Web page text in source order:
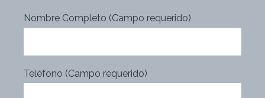
Nombre Completo (Campo requerido)
Teléfono (Campo requerido)